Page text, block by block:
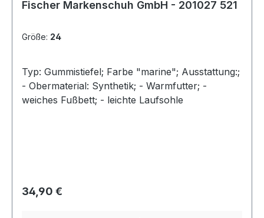
Fischer Markenschuh GmbH - 201027 521
Größe: 24
Typ: Gummistiefel; Farbe "marine"; Ausstattung:;
- Obermaterial: Synthetik; - Warmfutter; -
weiches Fußbett; - leichte Laufsohle
Regulärer Preis:
34,90 €